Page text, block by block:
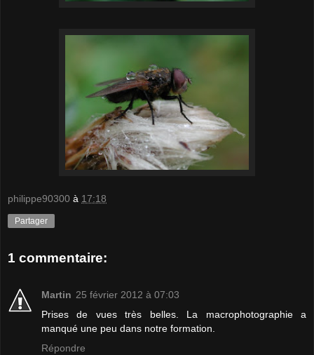
philippe90300 à 17:18
Partager
1 commentaire:
Martin 25 février 2012 à 07:03
Prises de vues très belles. La macrophotographie a
manqué une peu dans notre formation.
Répondre